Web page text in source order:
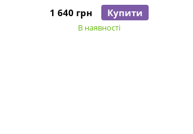
Cream, 80 мл
1 640 грн Купити
В наявності